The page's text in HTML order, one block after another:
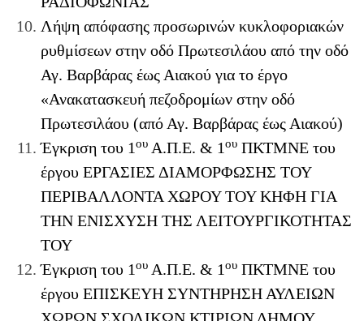
Λήψη απόφασης προσωρινών κυκλοφοριακών
ρυθμίσεων στην οδό Πρωτεσιλάου από την οδό
Αγ. Βαρβάρας έως Αιακού για το έργο
«Ανακατασκευή πεζοδρομίων στην οδό
Πρωτεσιλάου (από Αγ. Βαρβάρας έως Αιακού)
Έγκριση του 1ου Α.Π.Ε. & 1ου ΠΚΤΜΝΕ του
έργου ΕΡΓΑΣΙΕΣ ΔΙΑΜΟΡΦΩΣΗΣ ΤΟΥ
ΠΕΡΙΒΑΛΛΟΝΤΑ ΧΩΡΟΥ ΤΟΥ ΚΗΦΗ ΓΙΑ
ΤΗΝ ΕΝΙΣΧΥΣΗ ΤΗΣ ΛΕΙΤΟΥΡΓΙΚΟΤΗΤΑΣ
ΤΟΥ
Έγκριση του 1ου Α.Π.Ε. & 1ου ΠΚΤΜΝΕ του
έργου ΕΠΙΣΚΕΥΗ ΣΥΝΤΗΡΗΣΗ ΑΥΛΕΙΩΝ